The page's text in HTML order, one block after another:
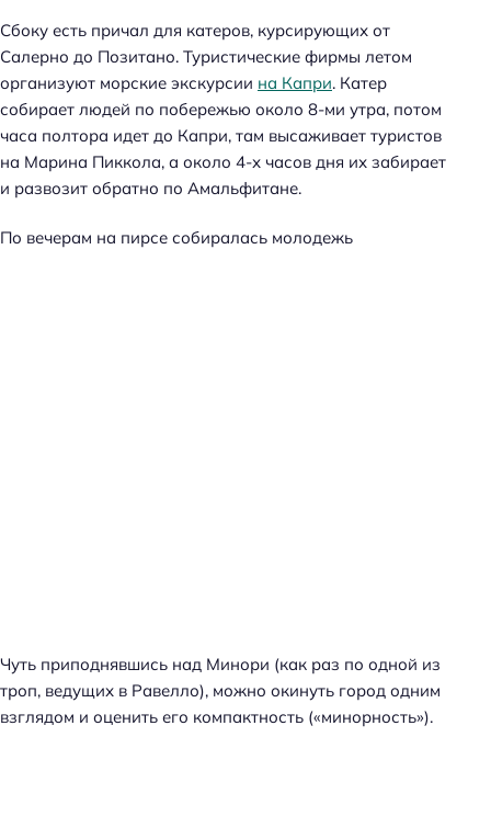
Сбоку есть причал для катеров, курсирующих от
Салерно до Позитано. Туристические фирмы летом
организуют морские экскурсии на Капри. Катер
собирает людей по побережью около 8-ми утра, потом
часа полтора идет до Капри, там высаживает туристов
на Марина Пиккола, а около 4-х часов дня их забирает
и развозит обратно по Амальфитане.
По вечерам на пирсе собиралась молодежь
Чуть приподнявшись над Минори (как раз по одной из
троп, ведущих в Равелло), можно окинуть город одним
взглядом и оценить его компактность («минорность»).